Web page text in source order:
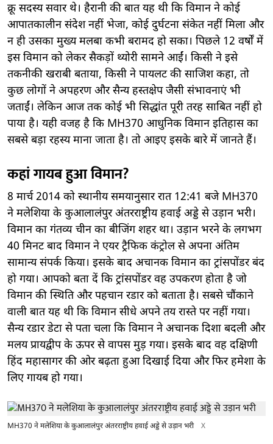
क्रू सदस्य सवार थे। हैरानी की बात यह थी कि विमान ने कोई
आपातकालीन संदेश नहीं भेजा, कोई दुर्घटना संकेत नहीं मिला और
न ही उसका मुख्य मलबा कभी बरामद हो सका। पिछले 12 वर्षों में
इस विमान को लेकर सैकड़ों थ्योरी सामने आईं। किसी ने इसे
तकनीकी खराबी बताया, किसी ने पायलट की साजिश कहा, तो
कुछ लोगों ने अपहरण और सैन्य हस्तक्षेप जैसी संभावनाएं भी
जताईं। लेकिन आज तक कोई भी सिद्धांत पूरी तरह साबित नहीं हो
पाया है। यही वजह है कि MH370 आधुनिक विमान इतिहास का
सबसे बड़ा रहस्य माना जाता है। तो आइए इसके बारे में जानते हैं।
कहां गायब हुआ विमान?
8 मार्च 2014 को स्थानीय समयानुसार रात 12:41 बजे MH370
ने मलेशिया के कुआलालंपुर अंतरराष्ट्रीय हवाई अड्डे से उड़ान भरी।
विमान का गंतव्य चीन का बीजिंग शहर था। उड़ान भरने के लगभग
40 मिनट बाद विमान ने एयर ट्रैफिक कंट्रोल से अपना अंतिम
सामान्य संपर्क किया। इसके बाद अचानक विमान का ट्रांसपोंडर बंद
हो गया। आपको बता दें कि ट्रांसपोंडर वह उपकरण होता है जो
विमान की स्थिति और पहचान रडार को बताता है। सबसे चौंकाने
वाली बात यह थी कि विमान सीधे अपने तय रास्ते पर नहीं गया।
सैन्य रडार डेटा से पता चला कि विमान ने अचानक दिशा बदली और
मलय प्रायद्वीप के ऊपर से वापस मुड़ गया। इसके बाद वह दक्षिणी
हिंद महासागर की ओर बढ़ता हुआ दिखाई दिया और फिर हमेशा के
लिए गायब हो गया।
MH370 ने मलेशिया के कुआलालंपुर अंतरराष्ट्रीय हवाई अड्डे से उड़ान भरी X